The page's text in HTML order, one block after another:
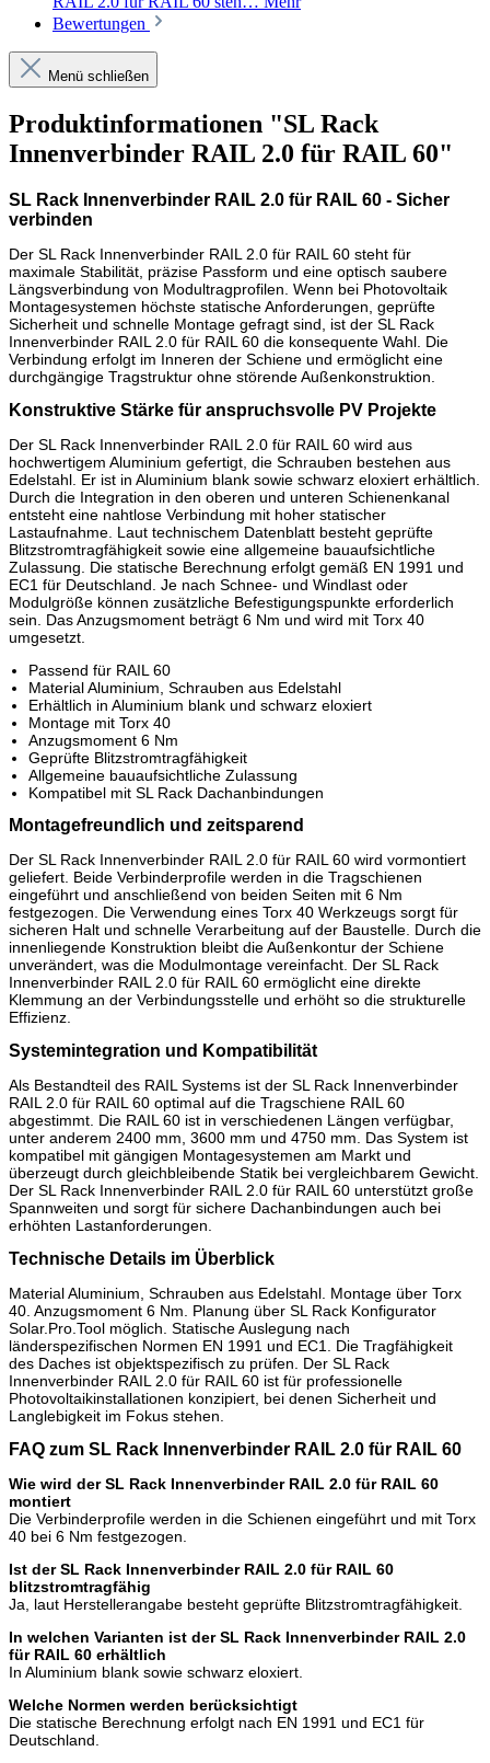
Bewertungen
Menü schließen
Produktinformationen "SL Rack
Innenverbinder RAIL 2.0 für RAIL 60"
SL Rack Innenverbinder RAIL 2.0 für RAIL 60 - Sicher
verbinden
Der SL Rack Innenverbinder RAIL 2.0 für RAIL 60 steht für
maximale Stabilität, präzise Passform und eine optisch saubere
Längsverbindung von Modultragprofilen. Wenn bei Photovoltaik
Montagesystemen höchste statische Anforderungen, geprüfte
Sicherheit und schnelle Montage gefragt sind, ist der SL Rack
Innenverbinder RAIL 2.0 für RAIL 60 die konsequente Wahl. Die
Verbindung erfolgt im Inneren der Schiene und ermöglicht eine
durchgängige Tragstruktur ohne störende Außenkonstruktion.
Konstruktive Stärke für anspruchsvolle PV Projekte
Der SL Rack Innenverbinder RAIL 2.0 für RAIL 60 wird aus
hochwertigem Aluminium gefertigt, die Schrauben bestehen aus
Edelstahl. Er ist in Aluminium blank sowie schwarz eloxiert erhältlich.
Durch die Integration in den oberen und unteren Schienenkanal
entsteht eine nahtlose Verbindung mit hoher statischer
Lastaufnahme. Laut technischem Datenblatt besteht geprüfte
Blitzstromtragfähigkeit sowie eine allgemeine bauaufsichtliche
Zulassung. Die statische Berechnung erfolgt gemäß EN 1991 und
EC1 für Deutschland. Je nach Schnee- und Windlast oder
Modulgröße können zusätzliche Befestigungspunkte erforderlich
sein. Das Anzugsmoment beträgt 6 Nm und wird mit Torx 40
umgesetzt.
Passend für RAIL 60
Material Aluminium, Schrauben aus Edelstahl
Erhältlich in Aluminium blank und schwarz eloxiert
Montage mit Torx 40
Anzugsmoment 6 Nm
Geprüfte Blitzstromtragfähigkeit
Allgemeine bauaufsichtliche Zulassung
Kompatibel mit SL Rack Dachanbindungen
Montagefreundlich und zeitsparend
Der SL Rack Innenverbinder RAIL 2.0 für RAIL 60 wird vormontiert
geliefert. Beide Verbinderprofile werden in die Tragschienen
eingeführt und anschließend von beiden Seiten mit 6 Nm
festgezogen. Die Verwendung eines Torx 40 Werkzeugs sorgt für
sicheren Halt und schnelle Verarbeitung auf der Baustelle. Durch die
innenliegende Konstruktion bleibt die Außenkontur der Schiene
unverändert, was die Modulmontage vereinfacht. Der SL Rack
Innenverbinder RAIL 2.0 für RAIL 60 ermöglicht eine direkte
Klemmung an der Verbindungsstelle und erhöht so die strukturelle
Effizienz.
Systemintegration und Kompatibilität
Als Bestandteil des RAIL Systems ist der SL Rack Innenverbinder
RAIL 2.0 für RAIL 60 optimal auf die Tragschiene RAIL 60
abgestimmt. Die RAIL 60 ist in verschiedenen Längen verfügbar,
unter anderem 2400 mm, 3600 mm und 4750 mm. Das System ist
kompatibel mit gängigen Montagesystemen am Markt und
überzeugt durch gleichbleibende Statik bei vergleichbarem Gewicht.
Der SL Rack Innenverbinder RAIL 2.0 für RAIL 60 unterstützt große
Spannweiten und sorgt für sichere Dachanbindungen auch bei
erhöhten Lastanforderungen.
Technische Details im Überblick
Material Aluminium, Schrauben aus Edelstahl. Montage über Torx
40. Anzugsmoment 6 Nm. Planung über SL Rack Konfigurator
Solar.Pro.Tool möglich. Statische Auslegung nach
länderspezifischen Normen EN 1991 und EC1. Die Tragfähigkeit
des Daches ist objektspezifisch zu prüfen. Der SL Rack
Innenverbinder RAIL 2.0 für RAIL 60 ist für professionelle
Photovoltaikinstallationen konzipiert, bei denen Sicherheit und
Langlebigkeit im Fokus stehen.
FAQ zum SL Rack Innenverbinder RAIL 2.0 für RAIL 60
Wie wird der SL Rack Innenverbinder RAIL 2.0 für RAIL 60
montiert
Die Verbinderprofile werden in die Schienen eingeführt und mit Torx
40 bei 6 Nm festgezogen.
Ist der SL Rack Innenverbinder RAIL 2.0 für RAIL 60
blitzstromtragfähig
Ja, laut Herstellerangabe besteht geprüfte Blitzstromtragfähigkeit.
In welchen Varianten ist der SL Rack Innenverbinder RAIL 2.0
für RAIL 60 erhältlich
In Aluminium blank sowie schwarz eloxiert.
Welche Normen werden berücksichtigt
Die statische Berechnung erfolgt nach EN 1991 und EC1 für
Deutschland.